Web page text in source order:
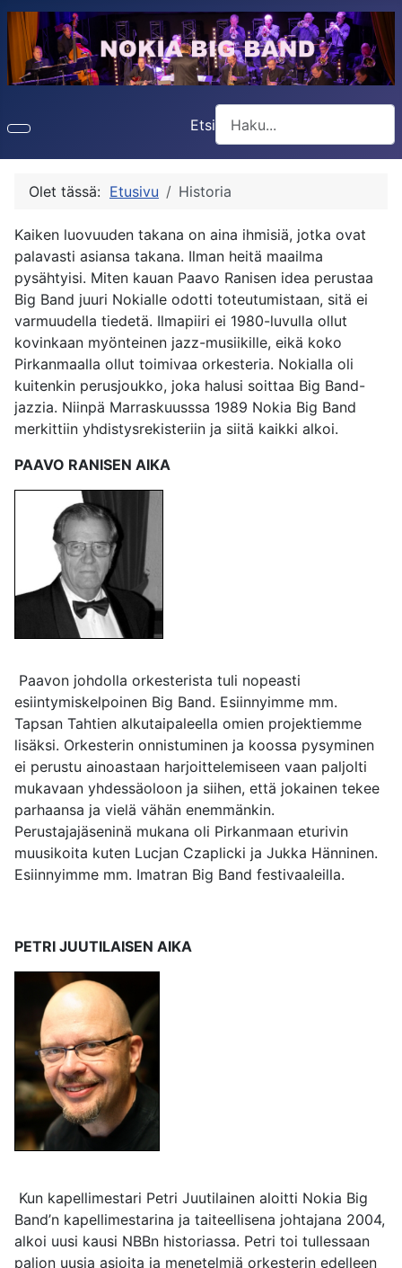
Etsi
Type 2 or more characters
Olet tässä: Etusivu Historia
Kaiken luovuuden takana on aina ihmisiä, jotka ovat
palavasti asiansa takana. Ilman heitä maailma
pysähtyisi. Miten kauan Paavo Ranisen idea perustaa
Big Band juuri Nokialle odotti toteutumistaan, sitä ei
varmuudella tiedetä. Ilmapiiri ei 1980-luvulla ollut
kovinkaan myönteinen jazz-musiikille, eikä koko
Pirkanmaalla ollut toimivaa orkesteria. Nokialla oli
kuitenkin perusjoukko, joka halusi soittaa Big Band-
jazzia. Niinpä Marraskuusssa 1989 Nokia Big Band
merkittiin yhdistysrekisteriin ja siitä kaikki alkoi.
PAAVO RANISEN AIKA
Paavon johdolla orkesterista tuli nopeasti
esiintymiskelpoinen Big Band. Esiinnyimme mm.
Tapsan Tahtien alkutaipaleella omien projektiemme
lisäksi. Orkesterin onnistuminen ja koossa pysyminen
ei perustu ainoastaan harjoittelemiseen vaan paljolti
mukavaan yhdessäoloon ja siihen, että jokainen tekee
parhaansa ja vielä vähän enemmänkin.
Perustajajäseninä mukana oli Pirkanmaan eturivin
muusikoita kuten Lucjan Czaplicki ja Jukka Hänninen.
Esiinnyimme mm. Imatran Big Band festivaaleilla.
PETRI JUUTILAISEN AIKA
Kun kapellimestari Petri Juutilainen aloitti Nokia Big
Band’n kapellimestarina ja taiteellisena johtajana 2004,
alkoi uusi kausi NBBn historiassa. Petri toi tullessaan
paljon uusia asioita ja menetelmiä orkesterin edelleen